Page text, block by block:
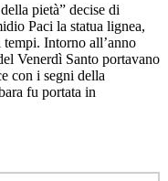
pietà” decise di
Paci la statua lignea,
tempi. Intorno all’anno
Venerdì Santo portavano
con i segni della
fu portata in